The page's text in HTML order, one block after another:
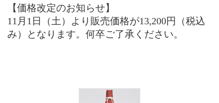
【価格改定のお知らせ】
11月1日（土）より販売価格が13,200円（税込
み）となります。何卒ご了承ください。